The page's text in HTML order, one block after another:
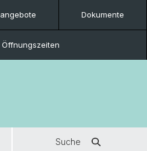
Dokumente
Öffnungszeiten
Suche